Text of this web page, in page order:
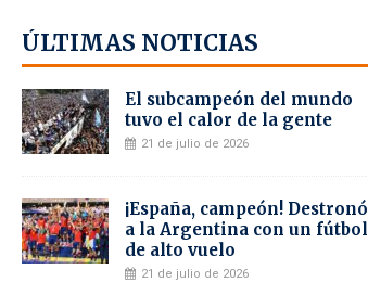
ÚLTIMAS NOTICIAS
El subcampeón del mundo
tuvo el calor de la gente
21 de julio de 2026
¡España, campeón! Destronó
a la Argentina con un fútbol
de alto vuelo
21 de julio de 2026